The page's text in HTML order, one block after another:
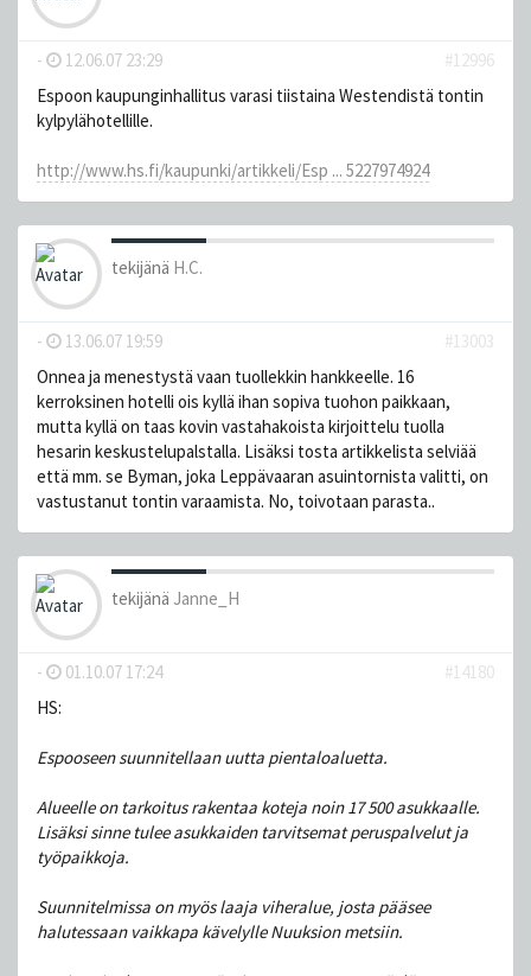
- 12.06.07 23:29
#12996
Espoon kaupunginhallitus varasi tiistaina Westendistä tontin
kylpylähotellille.
http://www.hs.fi/kaupunki/artikkeli/Esp ... 5227974924
tekijänä H.C.
- 13.06.07 19:59
#13003
Onnea ja menestystä vaan tuollekkin hankkeelle. 16
kerroksinen hotelli ois kyllä ihan sopiva tuohon paikkaan,
mutta kyllä on taas kovin vastahakoista kirjoittelu tuolla
hesarin keskustelupalstalla. Lisäksi tosta artikkelista selviää
että mm. se Byman, joka Leppävaaran asuintornista valitti, on
vastustanut tontin varaamista. No, toivotaan parasta..
tekijänä Janne_H
- 01.10.07 17:24
#14180
HS:
Espooseen suunnitellaan uutta pientaloaluetta.
Alueelle on tarkoitus rakentaa koteja noin 17 500 asukkaalle.
Lisäksi sinne tulee asukkaiden tarvitsemat peruspalvelut ja
työpaikkoja.
Suunnitelmissa on myös laaja viheralue, josta pääsee
halutessaan vaikkapa kävelylle Nuuksion metsiin.